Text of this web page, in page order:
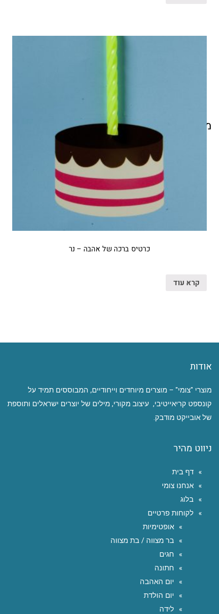
מוצרים קשורים
כרטיס ברכה של אהבה – נר
קרא עוד
אודות
מוצרי "צומי" – מוצרים מיוחדים וייחודיים, המבוססים תמיד על
קונספט קריאייטיבי, עיצוב מקורי, מילים של יוצרים ישראלים ותוספת
של אובייקט מודבק.
ניווט מהיר
דף בית
אנחנו צומי
בלוג
לקוחות פרטיים
אופטימיות
בר מצווה / בת מצווה
חגים
חתונה
יום האהבה
יום הולדת
לידה